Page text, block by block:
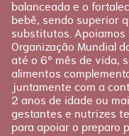
Planejamento
Pós-parto
balanceada e o
bebê, sendo superior
substitutos.
Organização Mundial
até o 6º mês de vida,
alimentos
juntamente com a
2 anos de idade ou
gestantes e nutrizes
para apoiar o preparo